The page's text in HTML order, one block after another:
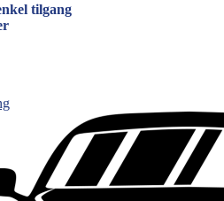
tilgang